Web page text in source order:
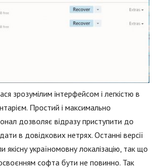
зрозумілим інтерфейсом і легкістю в
Простий і максимально
дозволяє відразу приступити до
в довідкових нетрях. Останні версії
якісну україномовну локалізацію, так що
софта бути не повинно. Так